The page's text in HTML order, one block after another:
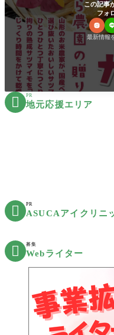
この記事
フォ
最新情報
 PR
地元応援エリア
 PR
ASUCAアイクリニ
 募集
Webライター